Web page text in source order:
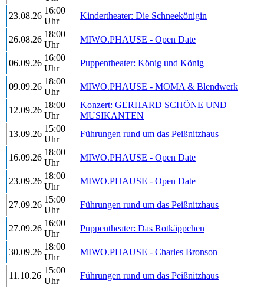
23.08.26
16:00
Uhr
Kindertheater: Die Schneekönigin
26.08.26
18:00
Uhr
MIWO.PHAUSE - Open Date
06.09.26
16:00
Uhr
Puppentheater: König und König
09.09.26
18:00
Uhr
MIWO.PHAUSE - MOMA & Blendwerk
12.09.26
18:00
Uhr
Konzert: GERHARD SCHÖNE UND
MUSIKANTEN
13.09.26
15:00
Uhr
Führungen rund um das Peißnitzhaus
16.09.26
18:00
Uhr
MIWO.PHAUSE - Open Date
23.09.26
18:00
Uhr
MIWO.PHAUSE - Open Date
27.09.26
15:00
Uhr
Führungen rund um das Peißnitzhaus
27.09.26
16:00
Uhr
Puppentheater: Das Rotkäppchen
30.09.26
18:00
Uhr
MIWO.PHAUSE - Charles Bronson
11.10.26
15:00
Uhr
Führungen rund um das Peißnitzhaus